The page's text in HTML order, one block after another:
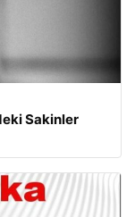
Sakinler